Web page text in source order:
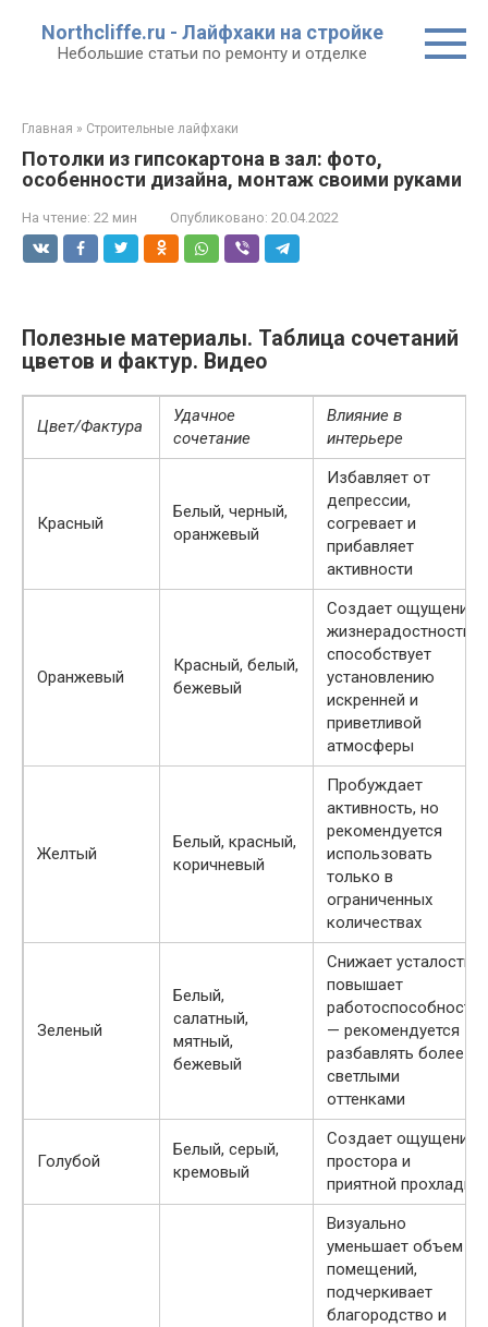
контенту
Northcliffe.ru - Лайфхаки на стройке
Небольшие статьи по ремонту и отделке
Главная » Строительные лайфхаки
Потолки из гипсокартона в зал: фото,
особенности дизайна, монтаж своими руками
На чтение: 22 мин Опубликовано: 20.04.2022
Полезные материалы. Таблица сочетаний
цветов и фактур. Видео
Цвет/Фактура
Удачное
сочетание
Влияние в
интерьере
Красный
Белый, черный,
оранжевый
Избавляет от
депрессии,
согревает и
прибавляет
активности
Оранжевый
Красный, белый,
бежевый
Создает ощущение
жизнерадостности,
способствует
установлению
искренней и
приветливой
атмосферы
Желтый
Белый, красный,
коричневый
Пробуждает
активность, но
рекомендуется
использовать
только в
ограниченных
количествах
Зеленый
Белый,
салатный,
мятный,
бежевый
Снижает усталость,
повышает
работоспособность
— рекомендуется
разбавлять более
светлыми
оттенками
Голубой
Белый, серый,
кремовый
Создает ощущение
простора и
приятной прохлады
Визуально
уменьшает объем
помещений,
подчеркивает
благородство и